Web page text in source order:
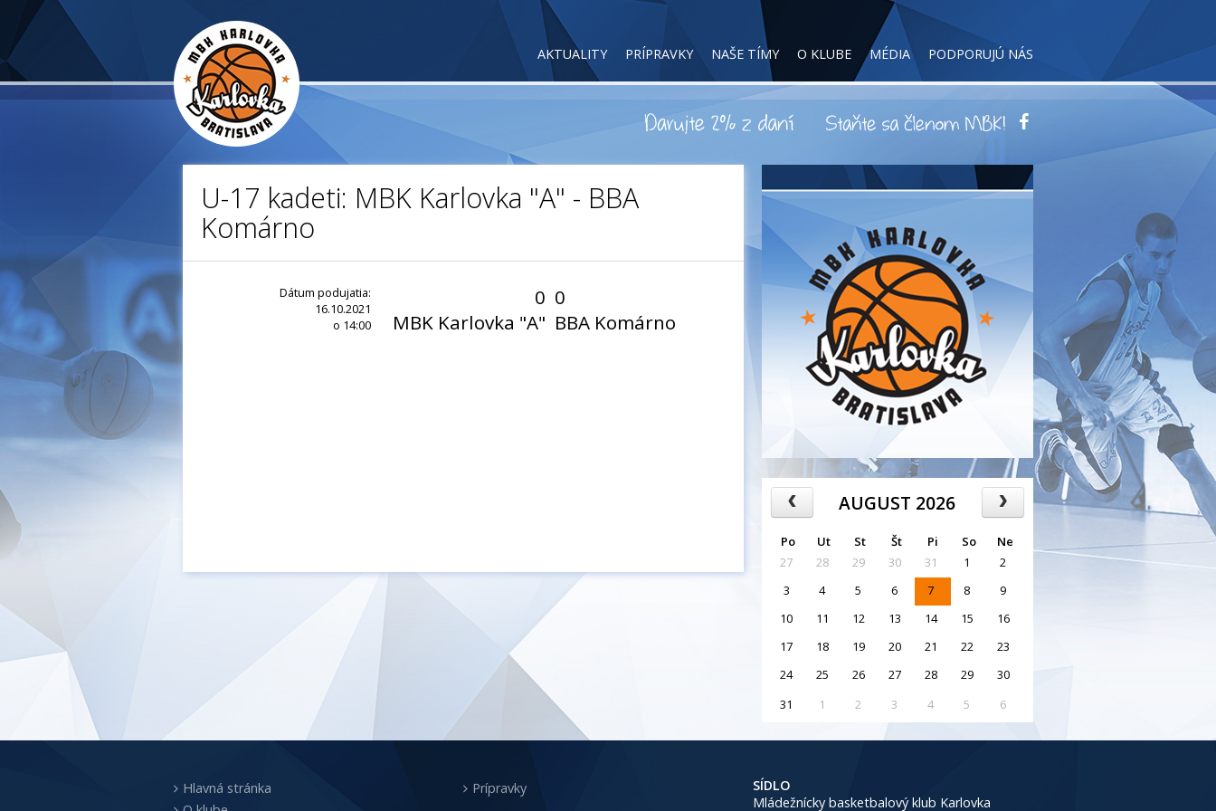
AKTUALITY PRÍPRAVKY NAŠE TÍMY O KLUBE MÉDIA PODPORUJÚ NÁS
U-17 kadeti: MBK Karlovka "A" - BBA
Komárno
Dátum podujatia:
16.10.2021
o 14:00
0
MBK Karlovka "A"
0
BBA Komárno
AUGUST 2026
Po Ut St Št Pi So
Ne
27
28 29 30 31 1
2
3
4 5 6 7 8
9
10
11 12 13 14 15
16
17
18 19 20 21 22
23
24
25 26 27 28 29
30
31
1 2 3 4 5 6
Hlavná stránka
Prípravky
SÍDLO
Mládežnícky basketbalový klub Karlovka